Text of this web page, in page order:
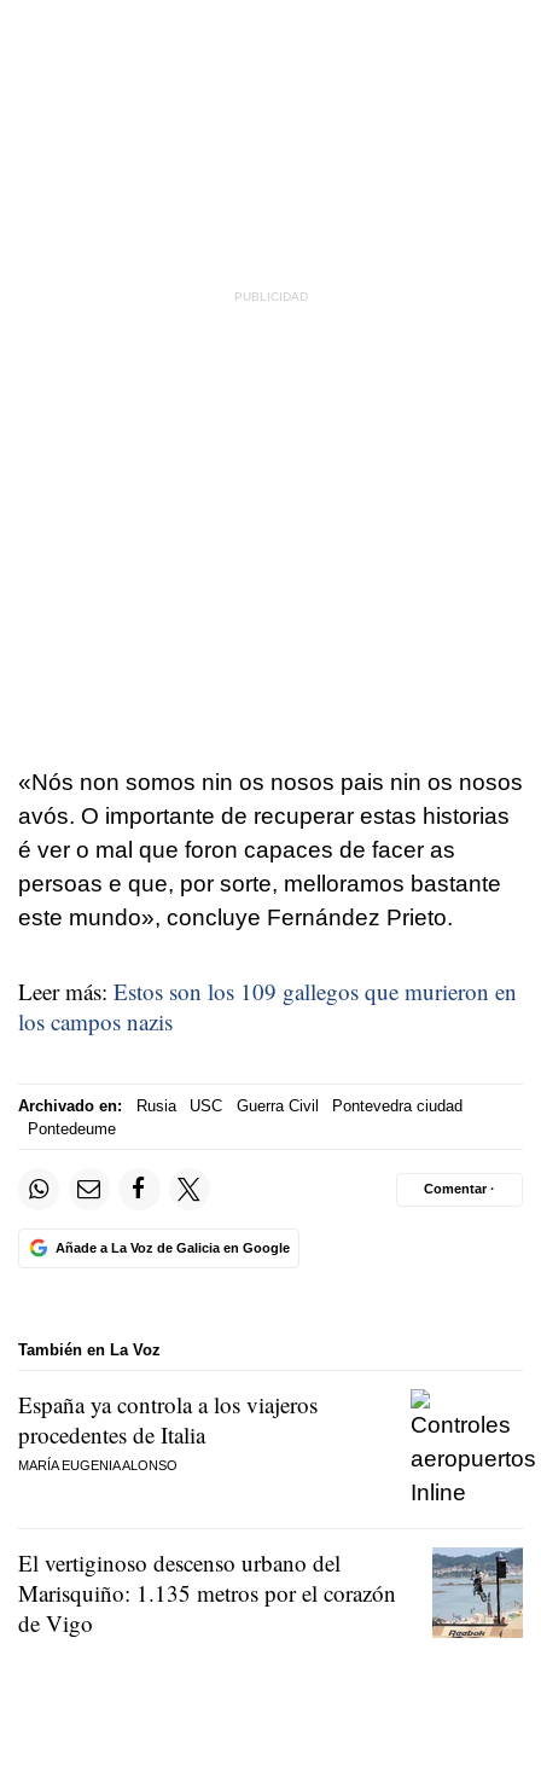
«Nós non somos nin os nosos pais nin os nosos
avós. O importante de recuperar estas historias
é ver o mal que foron capaces de facer as
persoas e que, por sorte, melloramos bastante
este mundo», concluye Fernández Prieto.
Leer más: Estos son los 109 gallegos que murieron en
los campos nazis
Archivado en: Rusia USC Guerra Civil
Pontevedra ciudad
Pontedeume
Añade a La Voz de Galicia en Google
Comentar ·
También en La Voz
España ya controla a los viajeros
procedentes de Italia
MARÍA EUGENIA ALONSO
El vertiginoso descenso urbano del
Marisquiño: 1.135 metros por el corazón
de Vigo